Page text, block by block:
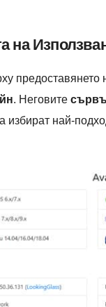
на
предоставянето
. Неговите
избират най-